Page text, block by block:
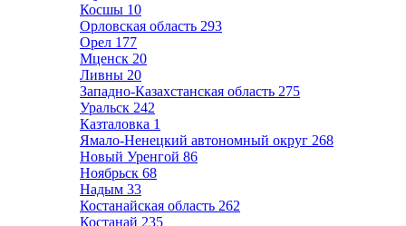
Косшы 10
Орловская область 293
Орел 177
Мценск 20
Ливны 20
Западно-Казахстанская область 275
Уральск 242
Казталовка 1
Ямало-Ненецкий автономный округ 268
Новый Уренгой 86
Ноябрьск 68
Надым 33
Костанайская область 262
Костанай 235